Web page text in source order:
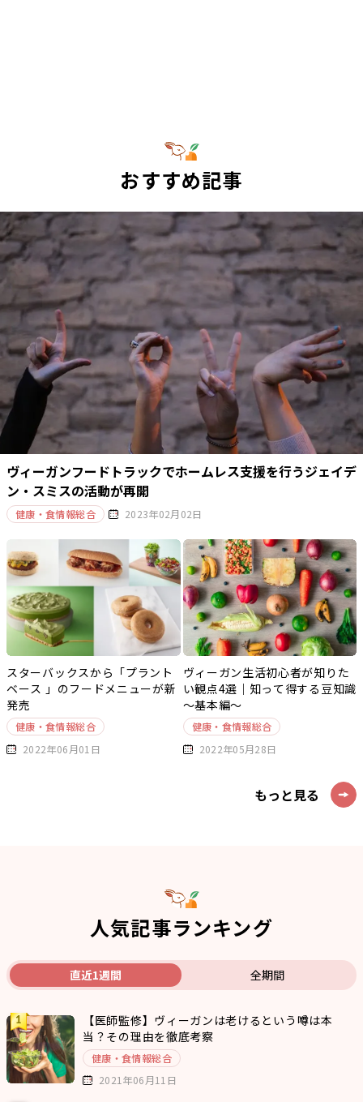
おすすめ記事
ヴィーガンフードトラックでホームレス支援を行うジェイデ
ン・スミスの活動が再開
健康・食情報総合 2023年02月02日
スターバックスから「プラント
ベース 」のフードメニューが新
発売
健康・食情報総合
2022年06月01日
ヴィーガン生活初心者が知りた
い観点4選｜知って得する豆知識
～基本編～
健康・食情報総合
2022年05月28日
もっと見る
人気記事ランキング
直近1週間 全期間
【医師監修】ヴィーガンは老けるという噂は本
当？その理由を徹底考察
健康・食情報総合
2021年06月11日